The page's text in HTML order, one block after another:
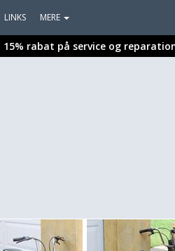
LINKS MERE
15% rabat på service og